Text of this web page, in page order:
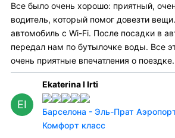
Все было очень хорошо: приятный,
водитель, который помог довезти
автомобиль с Wi-Fi. После посадки в
передал нам по бутылочке воды. Все
очень приятные впечатления о поездке.
EI
Ekaterina I Irti
Барселона - Эль-Прат
Комфорт класс